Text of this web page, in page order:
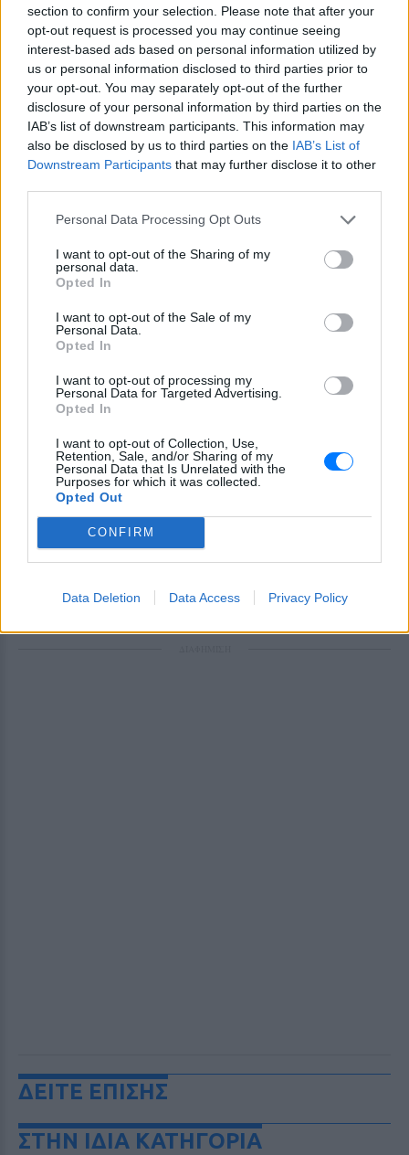
section to confirm your selection. Please note that after your
opt-out request is processed you may continue seeing
interest-based ads based on personal information utilized by
us or personal information disclosed to third parties prior to
your opt-out. You may separately opt-out of the further
disclosure of your personal information by third parties on the
IAB’s list of downstream participants. This information may
also be disclosed by us to third parties on the IAB’s List of
Downstream Participants that may further disclose it to other
Personal Data Processing Opt Outs
I want to opt-out of the Sharing of my
personal data.
Opted In
I want to opt-out of the Sale of my
Personal Data.
Opted In
I want to opt-out of processing my
Personal Data for Targeted Advertising.
Opted In
I want to opt-out of Collection, Use,
Retention, Sale, and/or Sharing of my
Personal Data that Is Unrelated with the
Purposes for which it was collected.
Opted Out
CONFIRM
Data Deletion Data Access Privacy Policy
Το ίδιο το Παλάτι πάντως δεν έχει προβεί σε
κάποιο σχόλιο.
ΔΙΑΦΗΜΙΣΗ
Ακολουθήστε το E-Radio.gr στο
και μάθετε πρώτοι
Εσύ μπήκες στο E-Daily.gr; Τα νέα της ημέρας
ΔΕΙΤΕ ΕΠΙΣΗΣ
ΣΤΗΝ ΙΔΙΑ ΚΑΤΗΓΟΡΙΑ